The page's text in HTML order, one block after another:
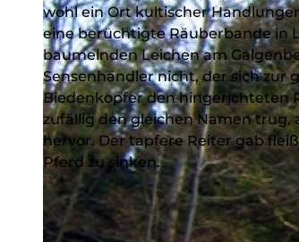
wohl ein Ort kultischer
eine berüchtigte Räuberbande in
baumelnden Leichen am
Sensenhändler nicht, der sich zur
Biedenkopfer den hingerichteten
zufällig den gleichen Namen
hervor. Der tapfere Reiter gab
Pferd zu sinken.